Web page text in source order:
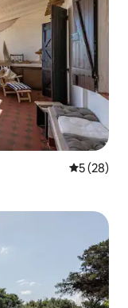
5 (28)